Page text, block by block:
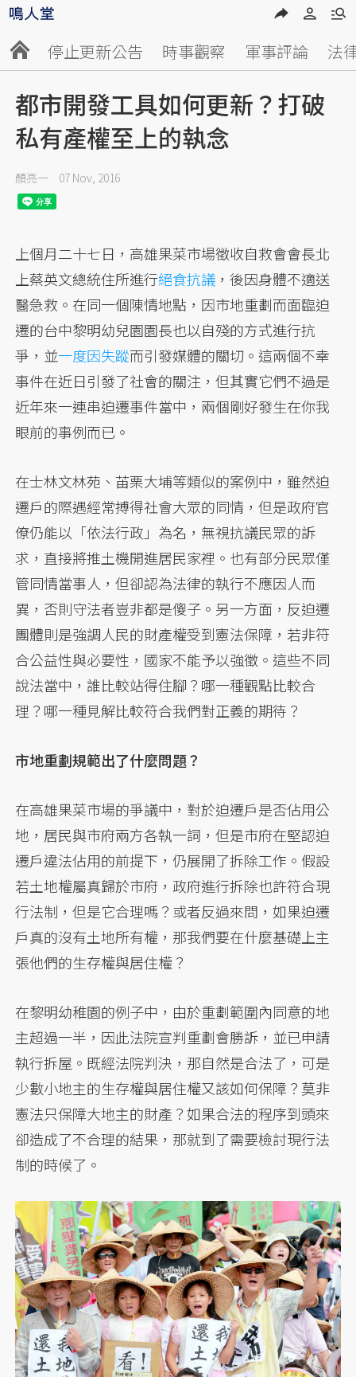
停止更新公告 時事觀察 軍事評論 法
都市開發工具如何更新？打破
私有產權至上的執念
顏亮一 07 Nov, 2016
上個月二十七日，高雄果菜市場徵收自救會會長北
上蔡英文總統住所進行絕食抗議 ，後因身體不適送
醫急救。在同一個陳情地點，因市地重劃而面臨迫
遷的台中黎明幼兒園園長也以自殘的方式進行抗
爭，並一度因失蹤而引發媒體的關切。這兩個不幸
事件在近日引發了社會的關注，但其實它們不過是
近年來一連串迫遷事件當中，兩個剛好發生在你我
眼前的事例而已。
在士林文林苑、苖栗大埔等類似的案例中，雖然迫
遷戶的際遇經常搏得社會大眾的同情，但是政府官
僚仍能以「依法行政」為名，無視抗議民眾的訴
求，直接將推土機開進居民家裡。也有部分民眾僅
管同情當事人，但卻認為法律的執行不應因人而
異，否則守法者豈非都是傻子。另一方面，反迫遷
團體則是強調人民的財產權受到憲法保障，若非符
合公益性與必要性，國家不能予以強徵。這些不同
說法當中，誰比較站得住腳？哪一種觀點比較合
理？哪一種見解比較符合我們對正義的期待？
市地重劃規範出了什麼問題？
在高雄果菜市場的爭議中，對於迫遷戶是否佔用公
地，居民與市府兩方各執一詞，但是市府在堅認迫
遷戶違法佔用的前提下，仍展開了拆除工作。假設
若土地權屬真歸於市府，政府進行拆除也許符合現
行法制，但是它合理嗎？或者反過來問，如果迫遷
戶真的沒有土地所有權，那我們要在什麼基礎上主
張他們的生存權與居住權？
在黎明幼稚園的例子中，由於重劃範圍內同意的地
主超過一半，因此法院宣判重劃會勝訴，並已申請
執行拆屋。既經法院判決，那自然是合法了，可是
少數小地主的生存權與居住權又該如何保障？莫非
憲法只保障大地主的財產？如果合法的程序到頭來
卻造成了不合理的結果，那就到了需要檢討現行法
制的時候了。